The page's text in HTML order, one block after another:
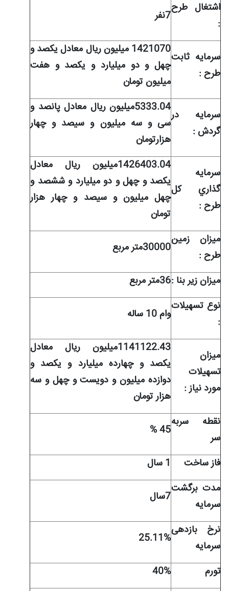
اشتغال طرح
:
7نفر
سرمايه ثابت
طرح :
1421070 میلیون ریال معادل یکصد و
چهل و دو میلیارد و یکصد و هفت
میلیون تومان
سرمايه در
گردش :
5333.04میلیون ریال معادل پانصد و
سی و سه میلیون و سیصد و چهار
هزارتومان
سرمايه
گذاري کل
طرح :
1426403.04میلیون ریال معادل
یکصد و چهل و دو میلیارد و ششصد و
چهل میلیون و سیصد و چهار هزار
تومان
ميزان زمين
طرح :
30000متر مربع
ميزان زیر بنا :36متر مربع
نوع تسهيلات
:
وام 10 ساله
ميزان
تسهيلات
مورد نياز :
1141122.43میلیون ریال معادل
یکصد و چهارده میلیارد و یکصد و
دوازده میلیون و دویست و چهل و سه
هزار تومان
نقطه سربه
سر
45 %
فاز ساخت
1 سال
مدت برگشت
سرمایه
7سال
نرخ بازدهی
سرمایه
25.11%
تورم
40%